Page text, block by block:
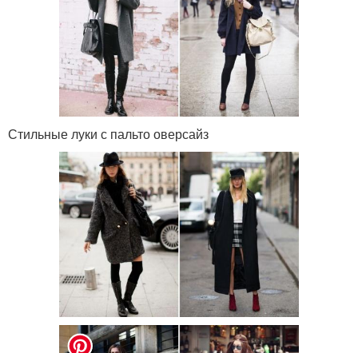
Стильные луки с пальто оверсайз